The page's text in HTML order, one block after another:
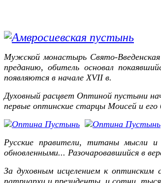
Мужской монастырь Свято-
преданию, обитель основал
появляются в начале ХVII в.
Духовный расцвет Оптиной пустыни
первые оптинские старцы Моисей и
Русские правители, титаны мысли
обновленными... Разочаровавшийся в
За духовным исцелением к